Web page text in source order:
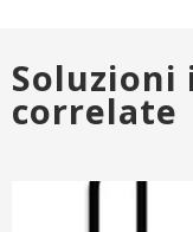
correlate